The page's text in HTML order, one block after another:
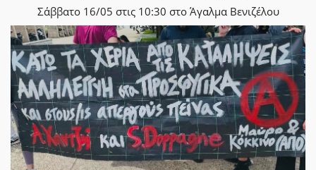
Σάββατο 16/05 στις 10:30 στο Άγαλμα Βενιζέλου